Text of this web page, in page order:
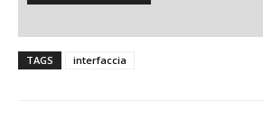
TAGS interfaccia